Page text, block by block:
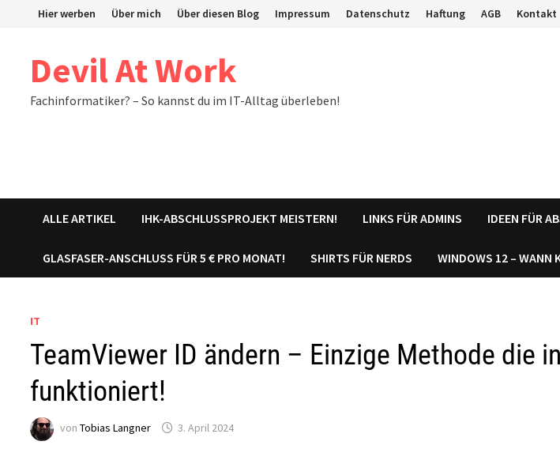
Hier werben Über mich Über diesen Blog Impressum Datenschutz Haftung AGB Kontakt
Devil At Work
Fachinformatiker? – So kannst du im IT-Alltag überleben!
ALLE ARTIKEL IHK-ABSCHLUSSPROJEKT MEISTERN! LINKS FÜR ADMINS IDEEN FÜR
GLASFASER-ANSCHLUSS FÜR 5 € PRO MONAT! SHIRTS FÜR NERDS WINDOWS 12 – WANN
IT
TeamViewer ID ändern – Einzige Methode die
funktioniert!
vonTobias Langner 3. April 2024